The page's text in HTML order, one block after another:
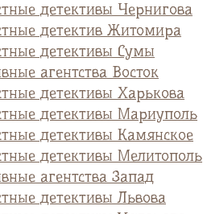
детективы Чернигова
детектив Житомира
детективы Сумы
агентства Восток
детективы Харькова
детективы Мариуполь
детективы Камянское
детективы Мелитополь
агентства Запад
детективы Львова